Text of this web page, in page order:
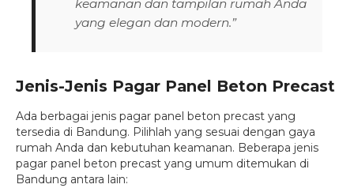
keamanan dan tampilan rumah Anda
yang elegan dan modern.”
Jenis-Jenis Pagar Panel Beton Precast
Ada berbagai jenis pagar panel beton precast yang
tersedia di Bandung. Pilihlah yang sesuai dengan gaya
rumah Anda dan kebutuhan keamanan. Beberapa jenis
pagar panel beton precast yang umum ditemukan di
Bandung antara lain: